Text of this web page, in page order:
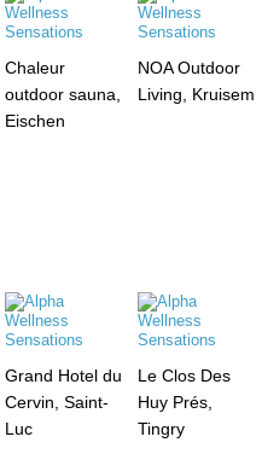
Chaleur
outdoor sauna,
Eischen
NOA Outdoor
Living, Kruisem
Grand Hotel du
Cervin, Saint-
Luc
Le Clos Des
Huy Prés,
Tingry